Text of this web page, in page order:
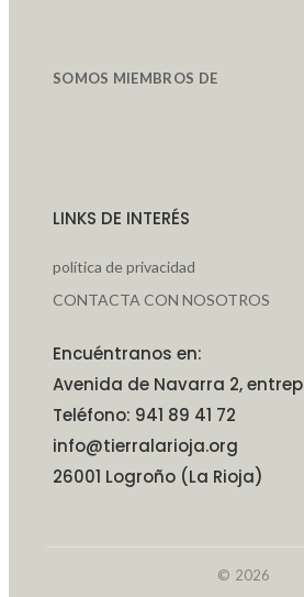
SOMOS MIEMBROS DE
LINKS DE INTERÉS
política de privacidad
CONTACTA CON NOSOTROS
Encuéntranos en:
Avenida de Navarra 2,
Teléfono: 941 89 41 72
info@tierralarioja.org
26001 Logroño (La Rioja)
© 2026